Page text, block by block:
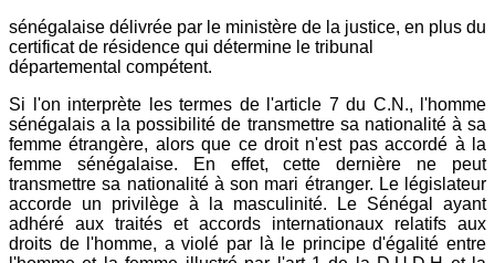
sénégalaise délivrée par le ministère de la justice, en plus du
certificat de résidence qui détermine le tribunal
départemental compétent.
Si l'on interprète les termes de l'article 7 du C.N., l'homme
sénégalais a la possibilité de transmettre sa nationalité à sa
femme étrangère, alors que ce droit n'est pas accordé à la
femme sénégalaise. En effet, cette dernière ne peut
transmettre sa nationalité à son mari étranger. Le législateur
accorde un privilège à la masculinité. Le Sénégal ayant
adhéré aux traités et accords internationaux relatifs aux
droits de l'homme, a violé par là le principe d'égalité entre